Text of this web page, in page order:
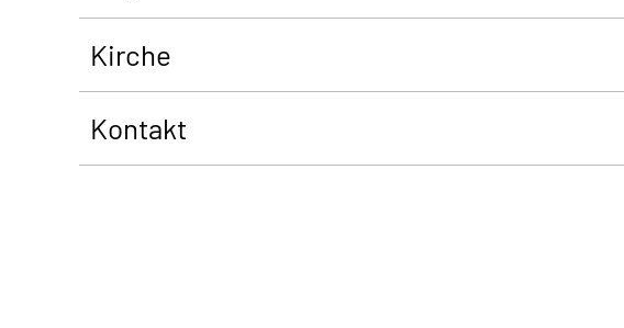
Kirche
Kontakt